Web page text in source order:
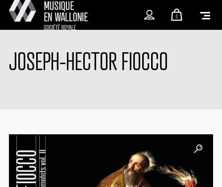
0
JOSEPH-HECTOR FIOCCO